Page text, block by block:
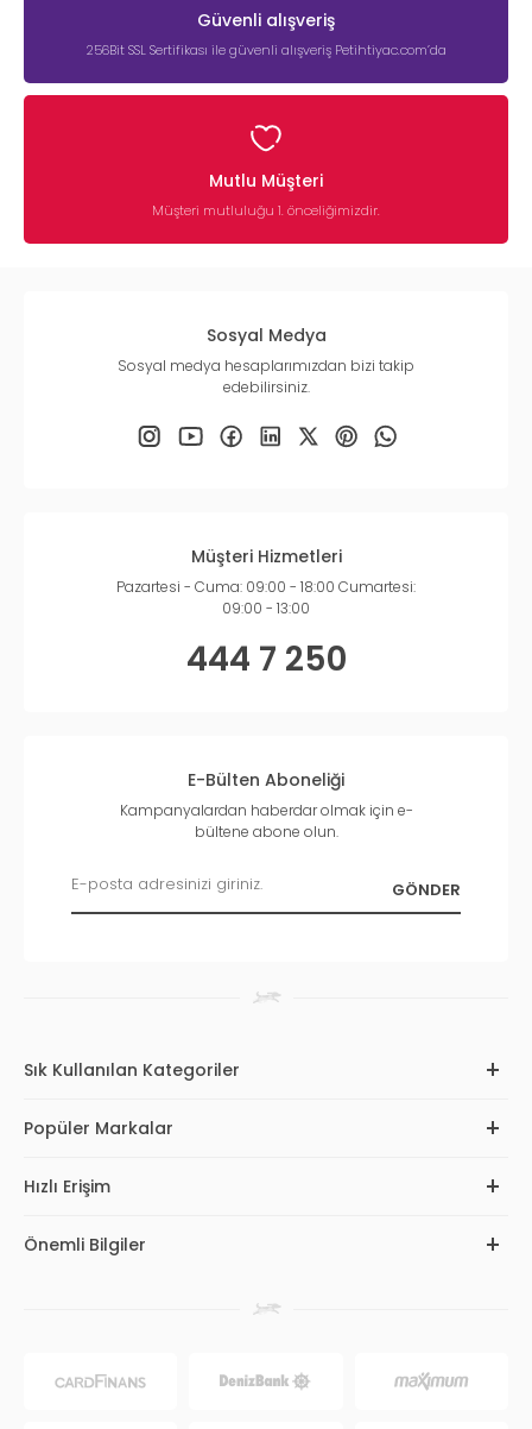
Güvenli alışveriş
256Bit SSL Sertifikası ile güvenli alışveriş Petihtiyac.com’da
Mutlu Müşteri
Müşteri mutluluğu 1. önceliğimizdir.
Sosyal Medya
Sosyal medya hesaplarımızdan bizi takip
edebilirsiniz.
Müşteri Hizmetleri
Pazartesi - Cuma: 09:00 - 18:00 Cumartesi:
09:00 - 13:00
444 7 250
E-Bülten Aboneliği
Kampanyalardan haberdar olmak için e-
bültene abone olun.
Sık Kullanılan Kategoriler
Popüler Markalar
Hızlı Erişim
Önemli Bilgiler